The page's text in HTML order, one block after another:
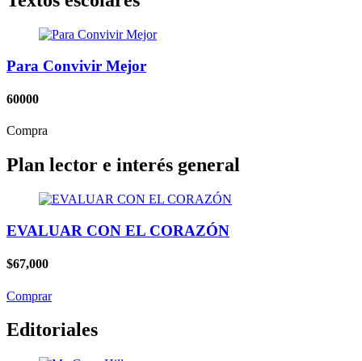
Para Convivir Mejor
60000
Compra
Plan lector e interés general
EVALUAR CON EL CORAZÓN
$67,000
Comprar
Editoriales